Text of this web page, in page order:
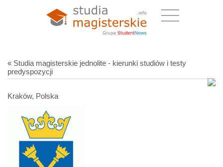
« Studia magisterskie jednolite - kierunki studiów i testy
predyspozycji
Kraków, Polska